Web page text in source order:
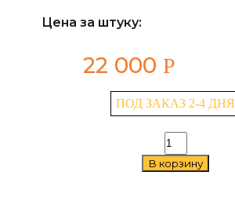
Цена за штуку:
22 000 Р
ПОД ЗАКАЗ 2-4 ДНЯ
Количество
товара
Gislaved
В корзину